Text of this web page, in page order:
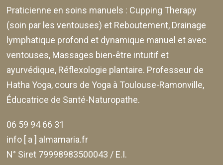
Praticienne en soins manuels : Cupping Therapy
(soin par les ventouses) et Reboutement, Drainage
lymphatique profond et dynamique manuel et avec
ventouses, Massages bien-être intuitif et
ayurvédique, Réflexologie plantaire. Professeur de
Hatha Yoga, cours de Yoga à Toulouse-Ramonville,
Éducatrice de Santé-Naturopathe.
06 59 94 66 31
info [ a ] almamaria.fr
N° Siret 79998983500043 / E.I.